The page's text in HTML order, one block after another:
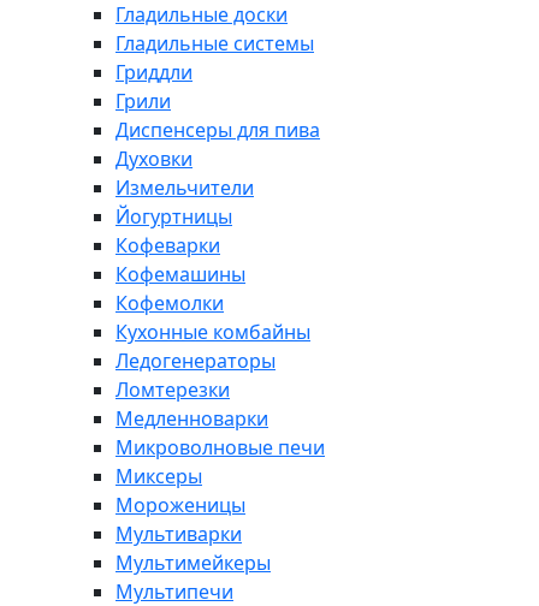
Гладильные доски
Гладильные системы
Гриддли
Грили
Диспенсеры для пива
Духовки
Измельчители
Йогуртницы
Кофеварки
Кофемашины
Кофемолки
Кухонные комбайны
Ледогенераторы
Ломтерезки
Медленноварки
Микроволновые печи
Миксеры
Мороженицы
Мультиварки
Мультимейкеры
Мультипечи